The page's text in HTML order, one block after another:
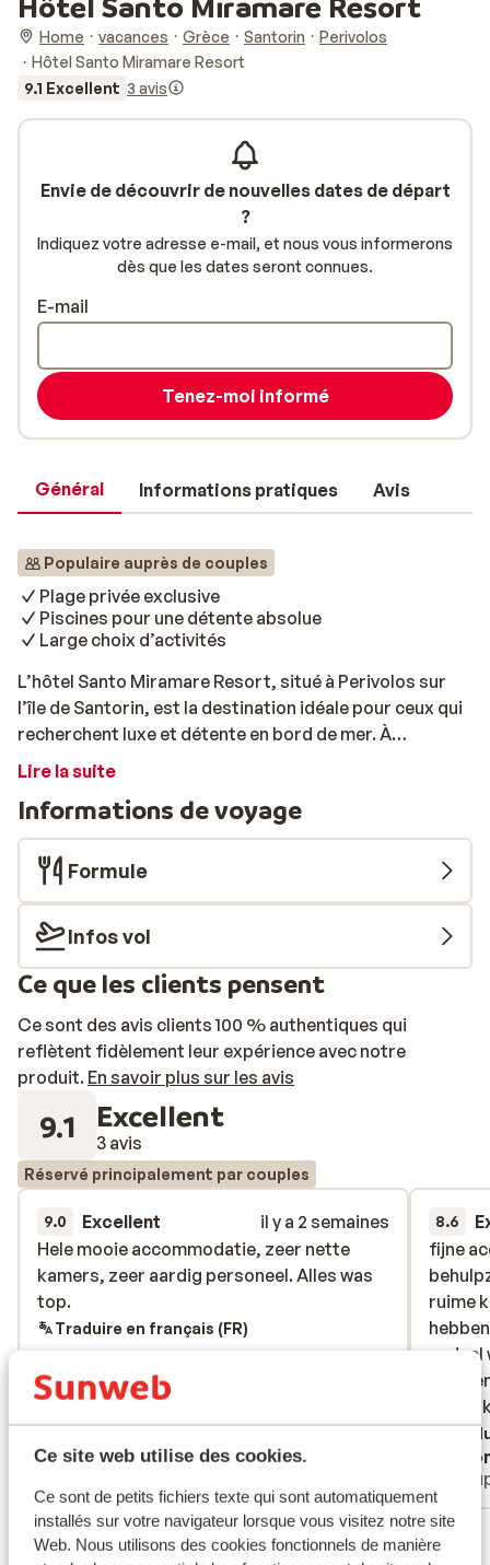
Ce site web utilise des cookies.
Ce sont de petits fichiers texte qui sont automatiquement
installés sur votre navigateur lorsque vous visitez notre site
Web. Nous utilisons des cookies fonctionnels de manière
Home vacances Grèce Santorin
Perivolos
Hôtel Santo Miramare Resort
9.1 Excellent 3 avis
Général Informations pratiques Avis
Populaire auprès de couples
Plage privée exclusive
Piscines pour une détente absolue
Large choix d’activités
L’hôtel Santo Miramare Resort, situé à Perivolos sur
l’île de Santorin, est la destination idéale pour ceux qui
recherchent luxe et détente en bord de mer. À
seulement 100 mètres d’une magnifique plage de sable
pour les amoureux du soleil comme pour les amateurs
d’aventure. Dans les environs, vous trouverez une
variété de restaurants, de beach bars et de
nombreuses options de divertissement, pour vivre
pleinement l’authenticité de Santorin. Le resort
propose des chambres modernes, lumineuses et
entièrement équipées, avec balcon ou véranda privés.
Commencez votre journée par un délicieux petit-
déjeuner au restaurant buffet, où vous pourrez
également savourer le soir des plats méditerranéens et
des spécialités de la mer. Pour une pause bien-être,
profitez des nombreuses piscines, du centre de
fitness ou du plage privée équipée de transats et
parasols. Les activités nautiques à proximité, le centre
de plongée, ainsi que des loisirs comme l’équitation ou
vacances à Santorin.
Lire la suite
Informations de voyage
Formule
Infos vol
Ce que les clients pensent
Ce sont des avis clients 100 % authentiques qui
reflètent fidèlement leur expérience avec notre
produit. En savoir plus sur les avis
9.1 Excellent
3 avis
Réservé principalement par couples
9.0 Excellent
il y a 2 semaines
Hele mooie accommodatie, zeer nette
kamers, zeer aardig personeel. Alles was
top.
Hele mooie accommodatie, zeer nette
kamers, zeer aardig personeel. Alles was
top.
Traduire en français (FR)
Anonyme
8.6
fijne
ruime
het
ontbijt
fijne
ruime
Voir tous les 3 avis
Envie de découvrir de nouvelles dates de départ
?
Indiquez votre adresse e-mail, et nous vous informerons
dès que les dates seront connues.
E-mail
Tenez-moi informé